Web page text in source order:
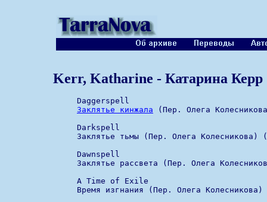
Kerr, Katharine - Катарина Керр
     Daggerspell
Заклятье кинжала (Пер. Олега
     Darkspell
Заклятье тьмы (Пер. Олега Колесникова)
     Dawnspell
Заклятье рассвета (Пер. Олега
     A Time of Exile